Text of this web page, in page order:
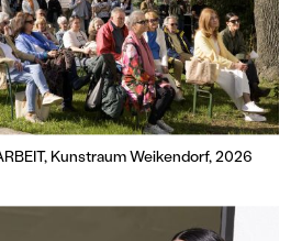
Kunstraum Weikendorf, 2026